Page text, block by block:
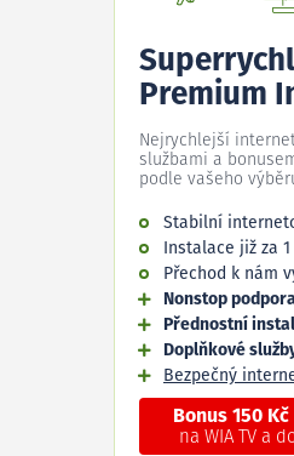
Premium
Nejrychlejší
službami a
podle vašeho
Stabilní
Instalace již za 1
Přechod k nám
Nonstop
Přednostní
Doplňkové
Bezpečný
Bonus 150
na WIA TV a